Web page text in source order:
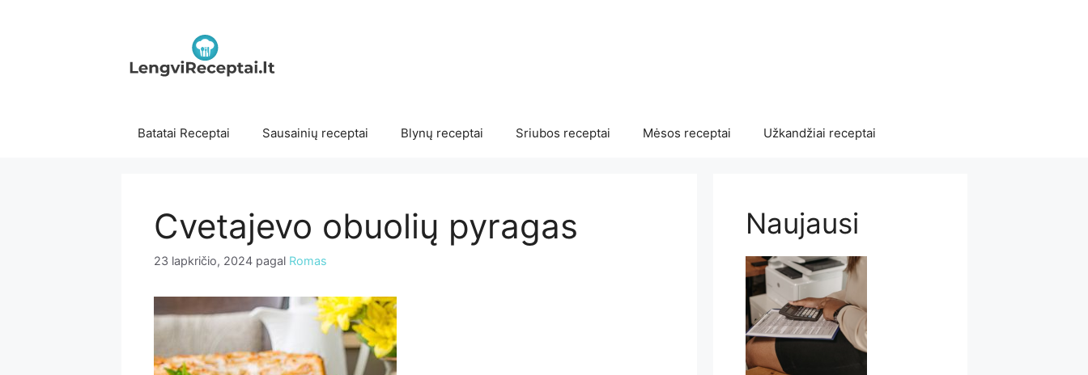
Batatai Receptai Sausainių receptai Blynų receptai Sriubos receptai Mėsos receptai Užkandžiai receptai
Cvetajevo obuolių pyragas
23 lapkričio, 2024 pagal Romas
Naujausi